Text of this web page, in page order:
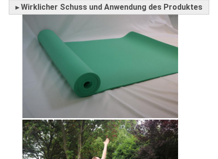
►Wirklicher Schuss und Anwendung des Produktes